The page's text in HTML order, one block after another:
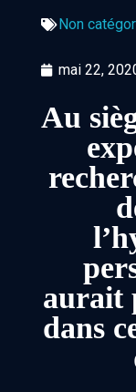
Non
mai 22,
Au
aurait
dans